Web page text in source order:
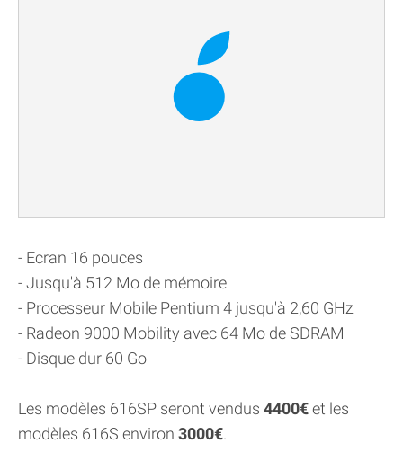
- Ecran 16 pouces
- Jusqu'à 512 Mo de mémoire
- Processeur Mobile Pentium 4 jusqu'à 2,60 GHz
- Radeon 9000 Mobility avec 64 Mo de SDRAM
- Disque dur 60 Go
Les modèles 616SP seront vendus 4400€et les
modèles 616S environ 3000€.